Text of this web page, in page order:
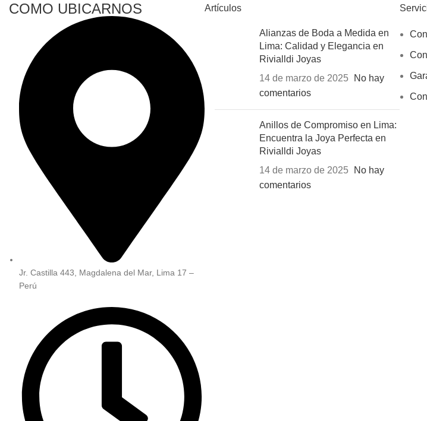
COMO UBICARNOS
Jr. Castilla 443, Magdalena del Mar, Lima 17 –
Perú
Artículos
Alianzas de Boda a Medida en
Lima: Calidad y Elegancia en
Rivialldi Joyas
14 de marzo de 2025
No hay
comentarios
Anillos de Compromiso en Lima:
Encuentra la Joya Perfecta en
Rivialldi Joyas
14 de marzo de 2025
No hay
comentarios